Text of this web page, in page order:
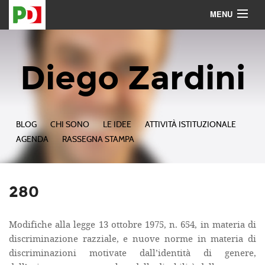
MENU
Diego Zardini
BLOG CHI SONO LE IDEE
ATTIVITÀ ISTITUZIONALE
AGENDA
RASSEGNA STAMPA
280
Modifiche alla legge 13 ottobre 1975, n. 654, in materia di
discriminazione razziale, e nuove norme in materia di
discriminazioni motivate dall’identità di genere,